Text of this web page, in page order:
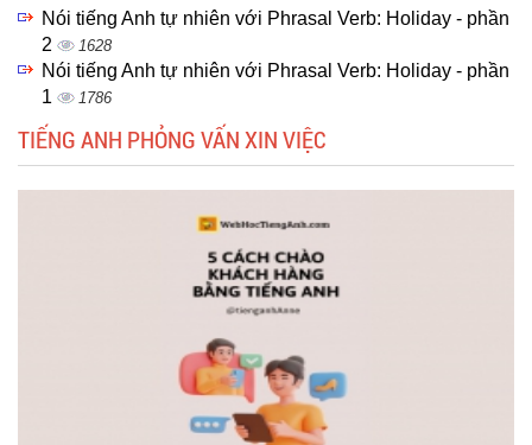
Nói tiếng Anh tự nhiên với Phrasal Verb: Holiday - phần
2
1628
Nói tiếng Anh tự nhiên với Phrasal Verb: Holiday - phần
1
1786
TIẾNG ANH PHỎNG VẤN XIN VIỆC